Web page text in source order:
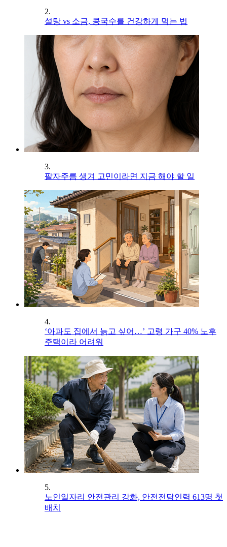
2.
설탕 vs 소금, 콩국수를 건강하게 먹는 법
3.
팔자주름 생겨 고민이라면 지금 해야 할 일
4.
‘아파도 집에서 늙고 싶어…’ 고령 가구 40% 노후
주택이라 어려워
5.
노인일자리 안전관리 강화, 안전전담인력 613명 첫
배치